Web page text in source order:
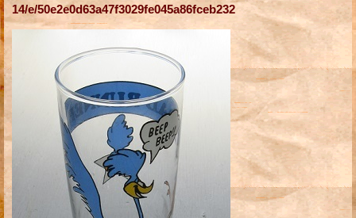
14/e/50e2e0d63a47f3029fe045a86fceb232